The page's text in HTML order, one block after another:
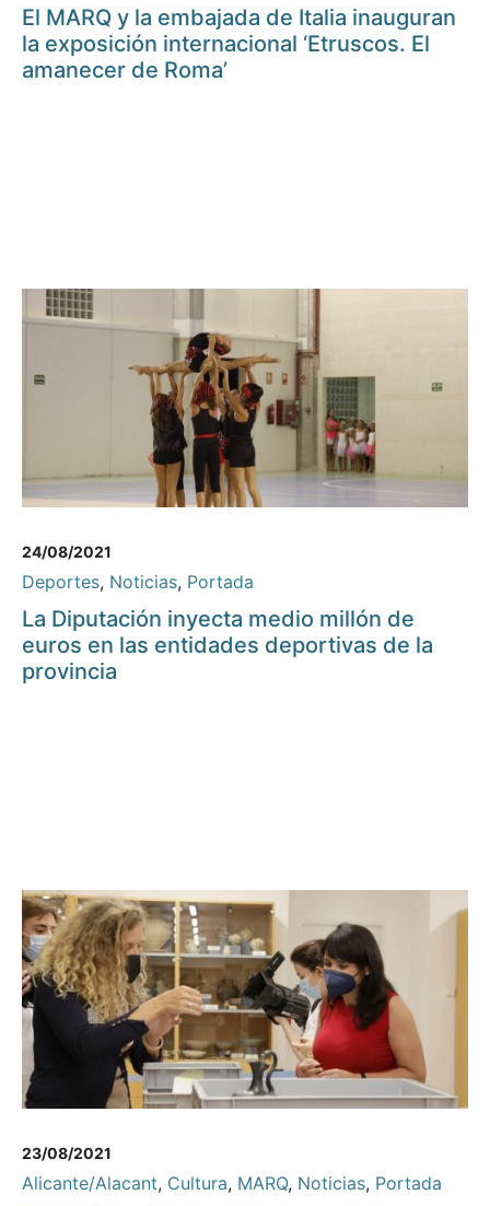
El MARQ y la embajada de Italia inauguran
la exposición internacional ‘Etruscos. El
amanecer de Roma’
24/08/2021
Deportes, Noticias, Portada
La Diputación inyecta medio millón de
euros en las entidades deportivas de la
provincia
23/08/2021
Alicante/Alacant, Cultura, MARQ, Noticias, Portada